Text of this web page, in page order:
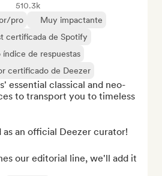
510.3k
pro
Muy impactante
certificada de Spotify
índice de respuestas
certificado de Deezer
essential classical and neo-
to transport you to timeless
an official Deezer curator!
our editorial line, we'll add it